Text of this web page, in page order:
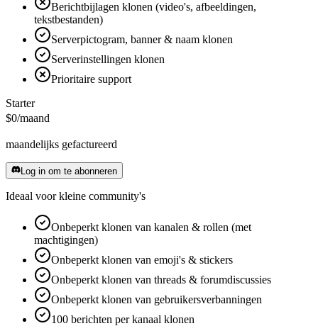
Berichtbijlagen klonen (video's, afbeeldingen,
tekstbestanden)
Serverpictogram, banner & naam klonen
Serverinstellingen klonen
Prioritaire support
Starter
$0/maand
maandelijks gefactureerd
Log in om te abonneren
Ideaal voor kleine community's
Onbeperkt klonen van kanalen & rollen (met
machtigingen)
Onbeperkt klonen van emoji's & stickers
Onbeperkt klonen van threads & forumdiscussies
Onbeperkt klonen van gebruikersverbanningen
100 berichten per kanaal klonen